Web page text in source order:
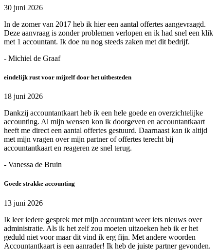
30 juni 2026
In de zomer van 2017 heb ik hier een aantal offertes aangevraagd.
Deze aanvraag is zonder problemen verlopen en ik had snel een klik
met 1 accountant. Ik doe nu nog steeds zaken met dit bedrijf.
- Michiel de Graaf
eindelijk rust voor mijzelf door het uitbesteden
18 juni 2026
Dankzij accountantkaart heb ik een hele goede en overzichtelijke
accounting. Al mijn wensen kon ik doorgeven en accountantkaart
heeft me direct een aantal offertes gestuurd. Daarnaast kan ik altijd
met mijn vragen over mijn partner of offertes terecht bij
accountantkaart en reageren ze snel terug.
- Vanessa de Bruin
Goede strakke accounting
13 juni 2026
Ik leer iedere gesprek met mijn accountant weer iets nieuws over
administratie. Als ik het zelf zou moeten uitzoeken heb ik er het
geduld niet voor maar dit vind ik erg fijn. Met andere woorden
Accountantkaart is een aanrader! Ik heb de juiste partner gevonden.